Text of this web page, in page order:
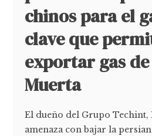
chinos para el
clave que
exportar gas de
Muerta
El dueño del Grupo Techint,
amenaza con bajar la